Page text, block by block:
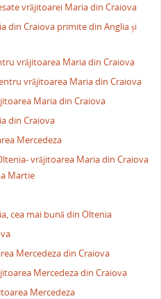
vrăjitoarei Maria din Craiova
din Craiova primite din Anglia și
vrăjitoarea Maria din Craiova
vrăjitoarea Maria din Craiova
Maria din Craiova
din Craiova
Mercedeza
vrăjitoarea Maria din Craiova
Martie
cea mai bună din Oltenia
Mercedeza din Craiova
Mercedeza din Craiova
Mercedeza